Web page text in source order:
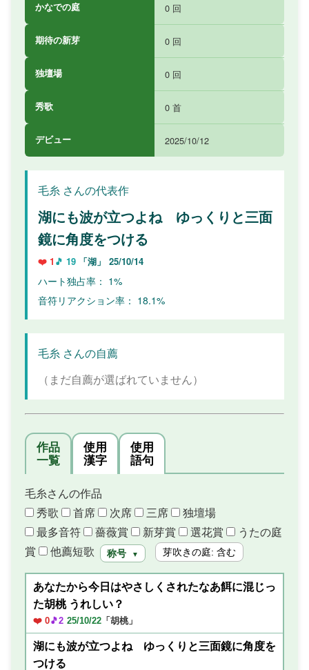
かなでの庭 0 回
期待の新芽 0 回
独壇場 0 回
秀歌 0 首
デビュー 2025/10/12
毛糸 さんの代表作
湖にも波が立つよね ゆっくりと三面
鏡に角度をつける
❤️ 1 🎵 19 「湖」 25/10/14
ハート独占率： 1%
音符リアクション率： 18.1%
毛糸 さんの自薦
（まだ自薦が選ばれていません）
作品
一覧
使用
漢字
使用
語句
毛糸さんの作品
秀歌
首席 次席 三席
独壇場
最多音符
薔薇賞 新芽賞 選花賞
うたの庭
賞
他薦短歌 称号 ▼ 芽吹きの庭: 含む
あなたから今日はやさしくされたなあ餌に混じっ
た胡桃 うれしい？
❤️ 0🎵2 25/10/22 「胡桃」
湖にも波が立つよね ゆっくりと三面鏡に角度を
つける